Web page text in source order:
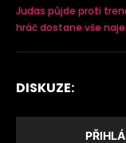
Judas půjde proti
hráč dostane vše
DISKUZE: